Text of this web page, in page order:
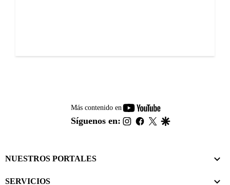
Más contenido en
youtube-
footer
Síguenos en: instagram
facebook
twitter
NUESTROS PORTALES
SERVICIOS